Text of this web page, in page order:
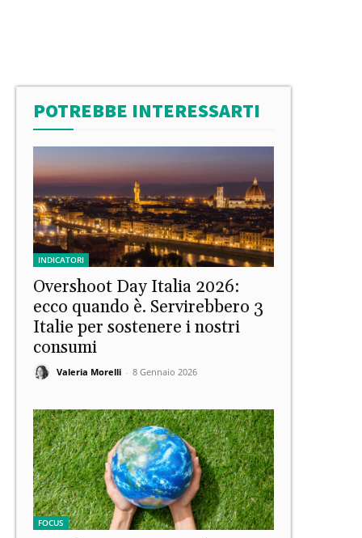
POTREBBE INTERESSARTI
INDICATORI
Overshoot Day Italia 2026:
ecco quando è. Servirebbero 3
Italie per sostenere i nostri
consumi
Valeria Morelli - 8 Gennaio 2026
FOCUS